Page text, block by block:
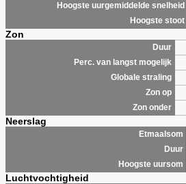
Hoogste uurgemiddelde snelheid
Hoogste stoot
Zon
Duur
Perc. van langst mogelijk
Globale straling
Zon op
Zon onder
Neerslag
Etmaalsom
Duur
Hoogste uursom
Luchtvochtigheid